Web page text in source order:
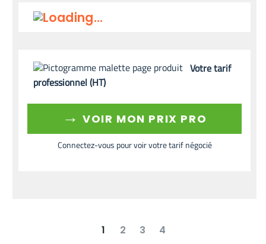
Votre tarif
professionnel (HT)
→ VOIR MON PRIX PRO
Connectez-vous pour voir votre tarif négocié
1 2 3 4